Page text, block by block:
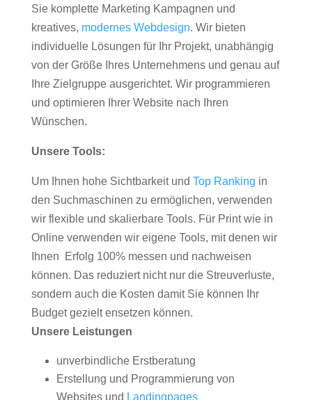
Sie komplette Marketing Kampagnen und
kreatives, modernes Webdesign. Wir bieten
individuelle Lösungen für Ihr Projekt, unabhängig
von der Größe Ihres Unternehmens und genau auf
Ihre Zielgruppe ausgerichtet. Wir programmieren
und optimieren Ihrer Website nach Ihren
Wünschen.
Unsere Tools:
Um Ihnen hohe Sichtbarkeit und Top Ranking in
den Suchmaschinen zu ermöglichen, verwenden
wir flexible und skalierbare Tools. Für Print wie in
Online verwenden wir eigene Tools, mit denen wir
Ihnen Erfolg 100% messen und nachweisen
können. Das reduziert nicht nur die Streuverluste,
sondern auch die Kosten damit Sie können Ihr
Budget gezielt ensetzen können.
Unsere Leistungen
unverbindliche Erstberatung
Erstellung und Programmierung von
Websites und Landingpages